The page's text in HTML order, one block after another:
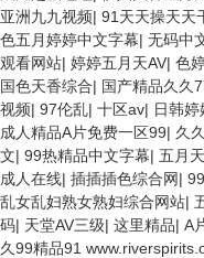
亚洲九九视频| 91天天操天天
色五月婷婷中文字幕| 无码中
观看网站| 婷婷五月天AV| 色
国色天香综合| 国产精品久久
视频| 97伦乱| 十区av| 日韩婷
成人精品A片免费一区99| 久
文| 99热精品中文字幕| 五月
成人在线| 插插插色综合网|
乱女乱妇熟女熟妇综合网站|
码| 天堂AV三级| 这里精品| A
久99精品91